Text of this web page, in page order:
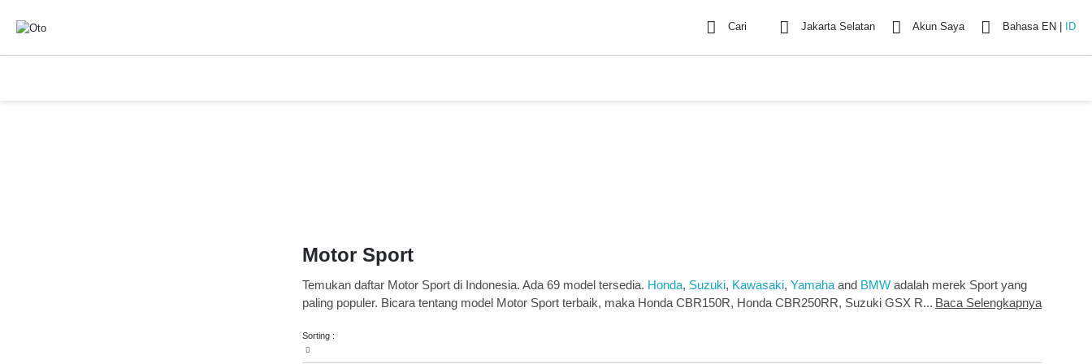
Cari Jakarta Selatan Akun Saya Bahasa EN ID
Motor Sport
Temukan daftar Motor Sport di Indonesia. Ada 69 model tersedia. Honda, Suzuki, Kawasaki, Yamaha and BMW adalah merek Sport yang
paling populer. Bicara tentang model Motor Sport terbaik, maka Honda CBR150R, Honda CBR250RR, Suzuki GSX R150, Kawasaki Ninja
varian Rp 23,3 Juta. Sedangkan yang banderolnya paling tinggi adalah BMW R 1300 GS Adventure 2025 seharga Rp 1,435 Milyar. Untuk
informasi lengkap soal Motor yang Anda inginkan seperti harga di kota Anda, promo, spesifikasi, foto, review hingga konsumsi BBM,
Baca Selengkapnya
Sorting :